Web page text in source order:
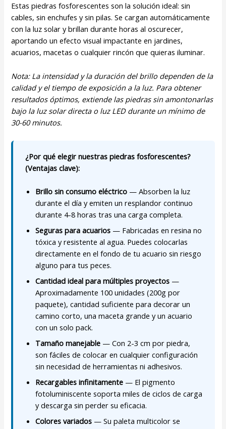
Estas piedras fosforescentes son la solución ideal: sin
cables, sin enchufes y sin pilas. Se cargan automáticamente
con la luz solar y brillan durante horas al oscurecer,
aportando un efecto visual impactante en jardines,
acuarios, macetas o cualquier rincón que quieras iluminar.
Nota: La intensidad y la duración del brillo dependen de la
calidad y el tiempo de exposición a la luz. Para obtener
resultados óptimos, extiende las piedras sin amontonarlas
bajo la luz solar directa o luz LED durante un mínimo de
30-60 minutos.
¿Por qué elegir nuestras piedras fosforescentes?
(Ventajas clave):
Brillo sin consumo eléctrico — Absorben la luz
durante el día y emiten un resplandor continuo
durante 4-8 horas tras una carga completa.
Seguras para acuarios — Fabricadas en resina no
tóxica y resistente al agua. Puedes colocarlas
directamente en el fondo de tu acuario sin riesgo
alguno para tus peces.
Cantidad ideal para múltiples proyectos —
Aproximadamente 100 unidades (200g por
paquete), cantidad suficiente para decorar un
camino corto, una maceta grande y un acuario
con un solo pack.
Tamaño manejable — Con 2-3 cm por piedra,
son fáciles de colocar en cualquier configuración
sin necesidad de herramientas ni adhesivos.
Recargables infinitamente — El pigmento
fotoluminiscente soporta miles de ciclos de carga
y descarga sin perder su eficacia.
Colores variados — Su paleta multicolor se